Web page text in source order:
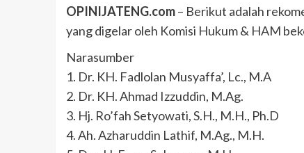
OPINIJATENG.com– Berikut adalah
yang digelar oleh Komisi Hukum & HAM
Narasumber
1. Dr. KH. Fadlolan Musyaffa’, Lc., M.A
2. Dr. KH. Ahmad Izzuddin, M.Ag.
3. Hj. Ro’fah Setyowati, S.H., M.H., Ph.D
4. Ah. Azharuddin Lathif, M.Ag., M.H.